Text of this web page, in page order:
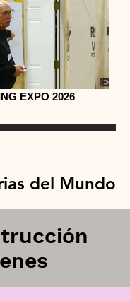
EXPO 2026
del Mundo
del Mundo